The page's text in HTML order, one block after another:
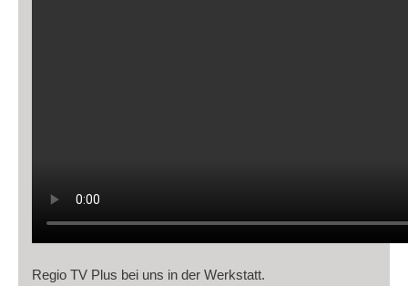
Regio TV Plus bei uns in der Werkstatt.